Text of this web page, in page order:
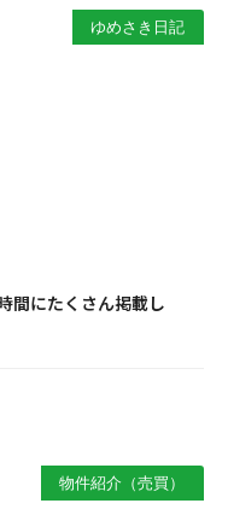
ゆめさき日記
間にたくさん掲載し
物件紹介（売買）